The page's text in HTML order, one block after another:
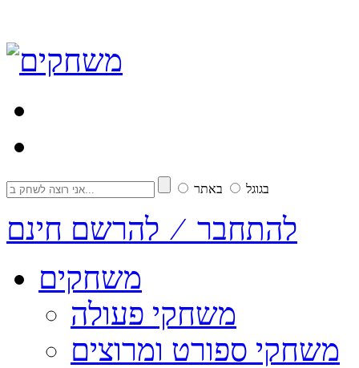
בגוגל באתר
להתחבר ⁄ להרשם חינם
משחקים
משחקי פעולה
משחקי ספורט ומרוצים